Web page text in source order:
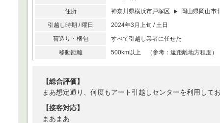
住所
神奈川県横浜市戸塚区
岡山県岡山市
引越し時期 / 曜日
2024年3月上旬 / 土日
荷造り・梱包
すべて引越し業者に任せた
移動距離
500km以上 （参考：遠距離地方程度）
【総合評価】
まあ想定通り、何度もアート引越しセンターを利用して
【接客対応】
まあまあ